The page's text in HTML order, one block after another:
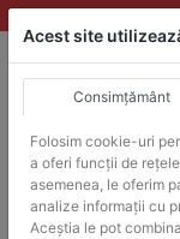
Skip
to
ACHIZITII
Produsele
Products
search
Acest site
Consimțământ
Folosim cookie-uri
a oferi funcții de
asemenea, le oferim
analize informații cu
Aceștia le pot